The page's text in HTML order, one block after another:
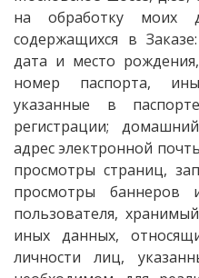
на обработку моих
содержащихся в
дата и место
номер паспорта,
указанные в
регистрации;
адрес электронной
просмотры страниц,
просмотры баннеров
пользователя,
иных данных,
личности лиц,